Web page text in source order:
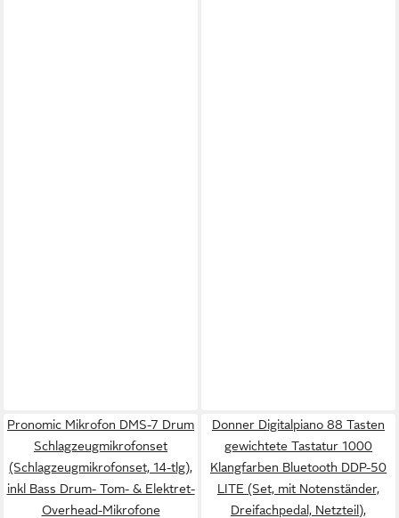
Pronomic Mikrofon DMS-7 Drum
Schlagzeugmikrofonset
(Schlagzeugmikrofonset, 14-tlg),
inkl Bass Drum- Tom- & Elektret-
Overhead-Mikrofone
Donner Digitalpiano 88 Tasten
gewichtete Tastatur 1000
Klangfarben Bluetooth DDP-50
LITE (Set, mit Notenständer,
Dreifachpedal, Netzteil),